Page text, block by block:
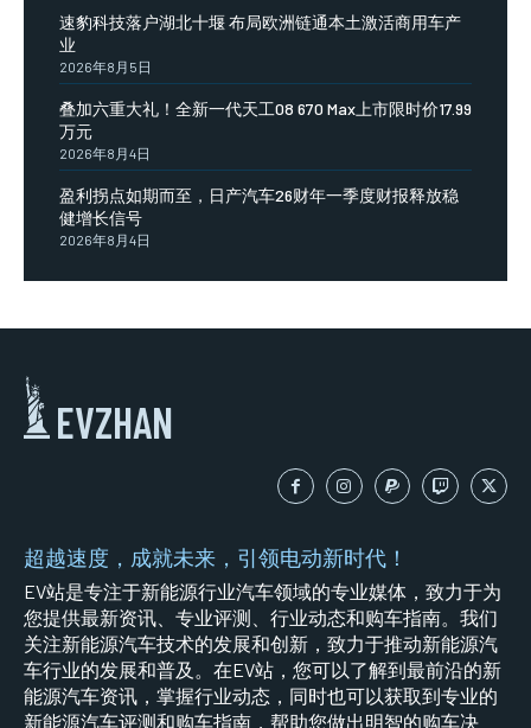
速豹科技落户湖北十堰 布局欧洲链通本土激活商用车产
业
2026年8月5日
叠加六重大礼！全新一代天工08 670 Max上市限时价17.99
万元
2026年8月4日
盈利拐点如期而至，日产汽车26财年一季度财报释放稳
健增长信号
2026年8月4日
EVZHAN
超越速度，成就未来，引领电动新时代！
EV站是专注于新能源行业汽车领域的专业媒体，致力于为
您提供最新资讯、专业评测、行业动态和购车指南。我们
关注新能源汽车技术的发展和创新，致力于推动新能源汽
车行业的发展和普及。在EV站，您可以了解到最前沿的新
能源汽车资讯，掌握行业动态，同时也可以获取到专业的
新能源汽车评测和购车指南，帮助您做出明智的购车决